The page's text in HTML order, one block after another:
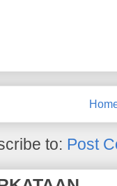
to: Post